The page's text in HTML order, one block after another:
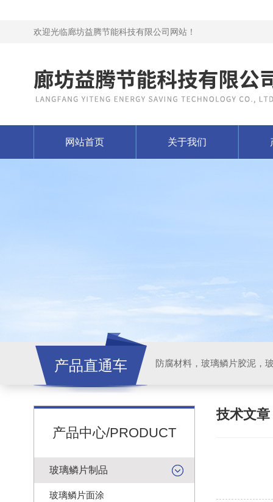
欢迎光临廊坊益腾节能科技有限公司网站！
网站首页 关于我们
产品直通车
产品中心/PRODUCT
玻璃鳞片制品
玻璃鳞片面涂
技术文章